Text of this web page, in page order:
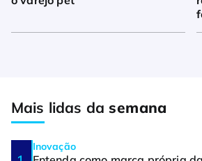
Mais lidas dasemana
Inovação